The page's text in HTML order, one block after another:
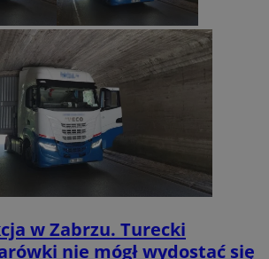
w Zabrzu. Turecki
nie mógł wydostać się